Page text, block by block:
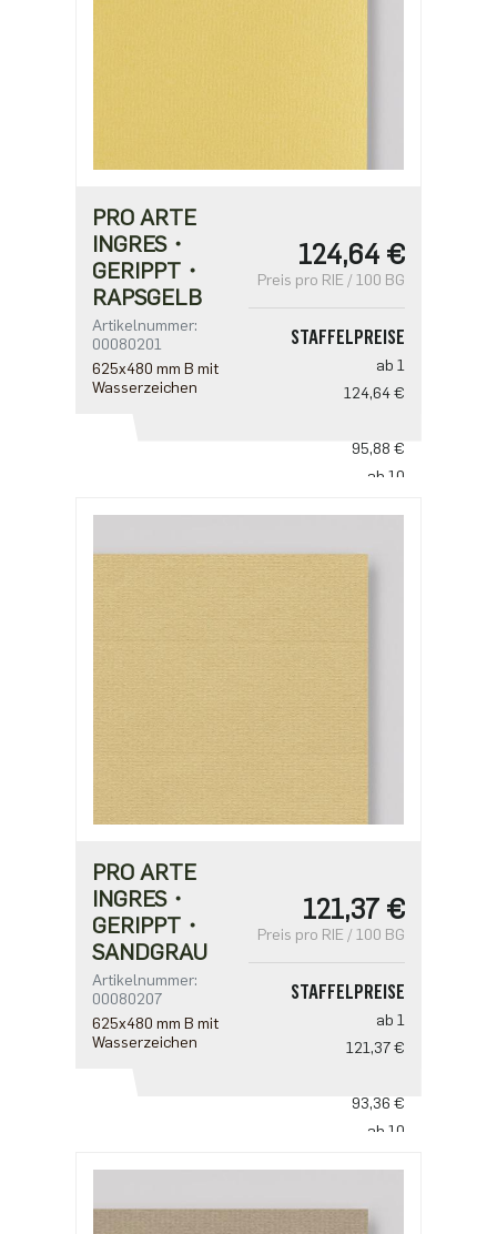
PRO ARTE
INGRES・
GERIPPT・
RAPSGELB
Artikelnummer:
00080201
625x480 mm B mit
Wasserzeichen
124,64 €
Preis pro RIE / 100 BG
STAFFELPREISE
ab 1
124,64 €
95,88 €
ab 10
PRO ARTE
INGRES・
GERIPPT・
SANDGRAU
Artikelnummer:
00080207
625x480 mm B mit
Wasserzeichen
121,37 €
Preis pro RIE / 100 BG
STAFFELPREISE
ab 1
121,37 €
93,36 €
ab 10